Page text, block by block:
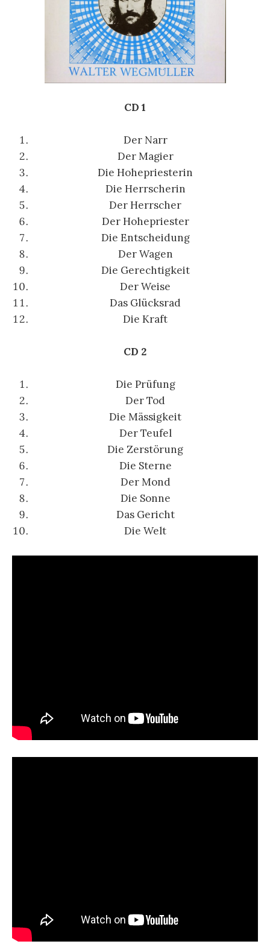
CD 1
Der Narr
Der Magier
Die Hohepriesterin
Die Herrscherin
Der Herrscher
Der Hohepriester
Die Entscheidung
Der Wagen
Die Gerechtigkeit
Der Weise
Das Glücksrad
Die Kraft
CD 2
Die Prüfung
Der Tod
Die Mässigkeit
Der Teufel
Die Zerstörung
Die Sterne
Der Mond
Die Sonne
Das Gericht
Die Welt